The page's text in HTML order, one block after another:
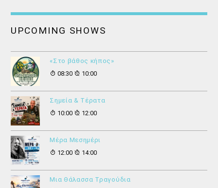
UPCOMING SHOWS
«Στο βάθος κήπος»
08:30
10:00
Σημεία & Τέρατα
10:00
12:00
Μέρα Μεσημέρι
12:00
14:00
Μια Θάλασσα Τραγούδια